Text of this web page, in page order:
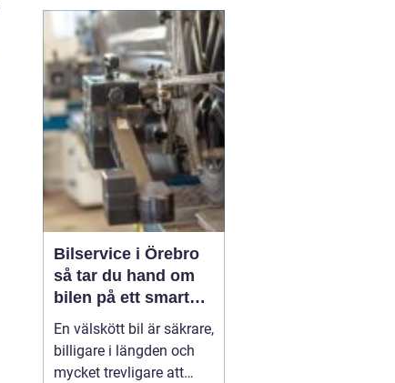
Många blir osäkra direkt:
ska man anmäla till
försäkringen, åka till en
plåtverkstad eller går det
att fixa snabbt och smi...
Bilservice i Örebro
så tar du hand om
bilen på ett smart
sätt
En välskött bil är säkrare,
billigare i längden och
mycket trevligare att